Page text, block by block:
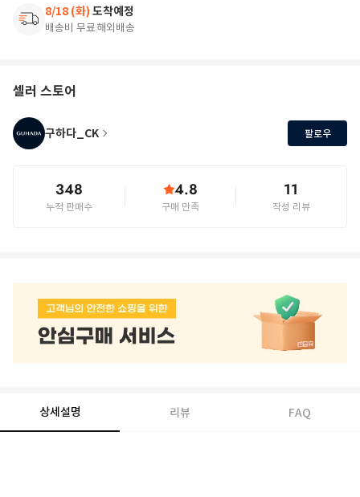
8/18 (화) 도착예정
배송비 무료해외배송
셀러 스토어
구하다_CK 팔로우
348
누적 판매수
4.8
구매 만족
11
작성 리뷰
상세설명 리뷰 FAQ